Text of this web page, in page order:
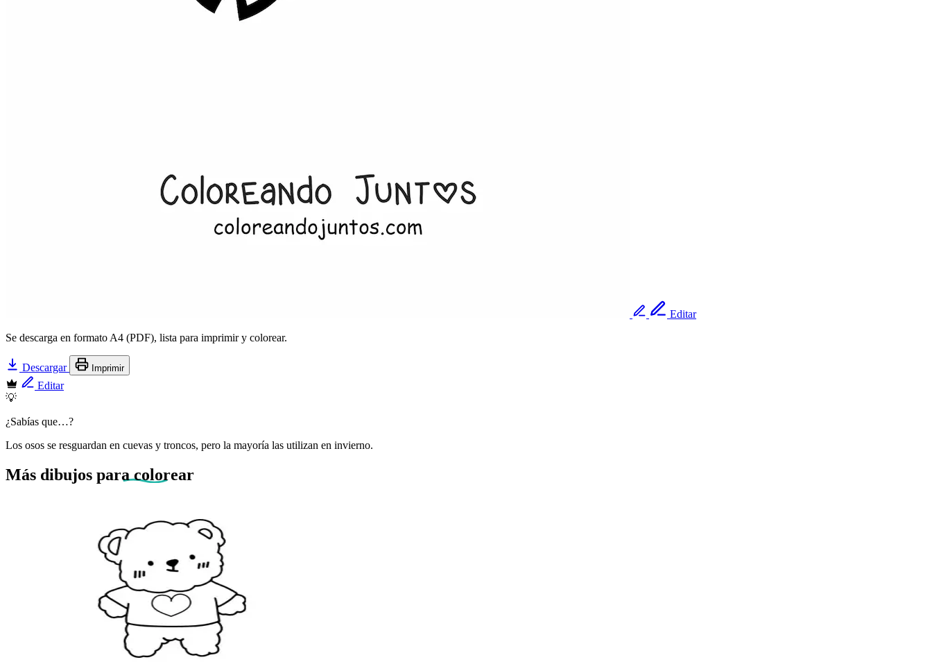
Editar
Se descarga en formato A4 (PDF), lista para imprimir y colorear.
Descargar Imprimir
Editar
💡
¿Sabías que…?
Los osos se resguardan en cuevas y troncos, pero la mayoría las utilizan en invierno.
Más dibujos para colorear